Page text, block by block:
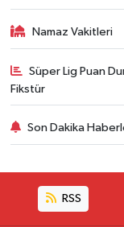
Namaz Vakitleri
Süper Lig Puan
Fikstür
Son Dakika
RSS